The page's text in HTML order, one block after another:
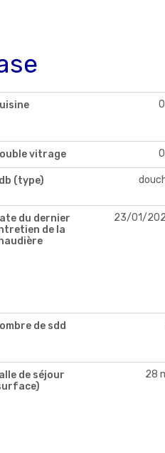
vitrage
(type)
du dernier
de la
23/01/
de sdd
de séjour
28